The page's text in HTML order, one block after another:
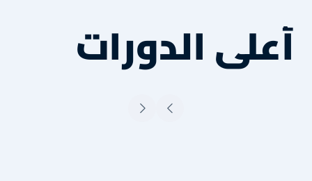
أعلى الدورات